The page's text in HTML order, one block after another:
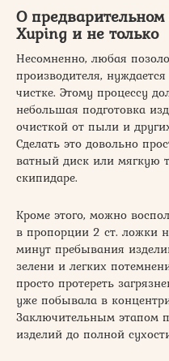
О предварительном
Xuping и не только
Несомненно, любая
производителя,
чистке. Этому процессу
небольшая подготовка
очисткой от пыли и
Сделать это довольно
ватный диск или мягкую
скипидаре.
Кроме этого, можно
в пропорции 2 ст. ложки
минут пребывания
зелени и легких
просто протереть
уже побывала в
Заключительным этапом
изделий до полной